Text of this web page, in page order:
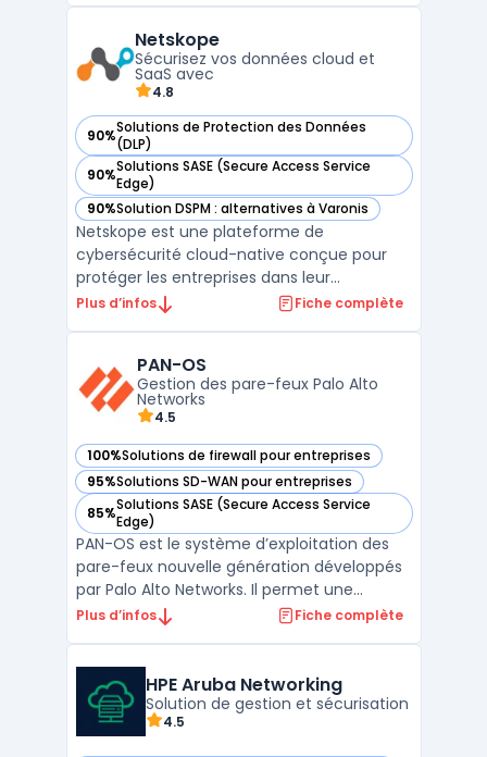
réseaux. En complément, Cloudflare
propose des modules additi ...
Netskope
Sécurisez vos données cloud et
SaaS avec
4.8
90%Solutions de Protection des Données
(DLP)
— voir Netskope dans cette catégorie
90%Solutions SASE (Secure Access Service
Edge)
— voir Netskope dans cette catégorie
90%Solution DSPM : alternatives à Varonis
— voir Netskope dans cette catégorie
Netskope est une plateforme de
cybersécurité cloud-native conçue pour
protéger les entreprises dans leur
transformation numérique. Avec des
données, Netskope offre une visibilité et un
contrôle sans précédent sur les acti ...
Plus d’infos Fiche complète
PAN-OS
Gestion des pare-feux Palo Alto
Networks
4.5
100%Solutions de firewall pour entreprises
— voir PAN-OS dans cette catégorie
95%Solutions SD-WAN pour entreprises
— voir PAN-OS dans cette catégorie
85%Solutions SASE (Secure Access Service
Edge)
— voir PAN-OS dans cette catégorie
PAN-OS est le système d’exploitation des
pare-feux nouvelle génération développés
par Palo Alto Networks. Il permet une
gestion avancée de la sécurité réseau en
assurent un contrôle précis des
applications, des u ...
Plus d’infos Fiche complète
HPE Aruba Networking
Solution de gestion et sécurisation
4.5